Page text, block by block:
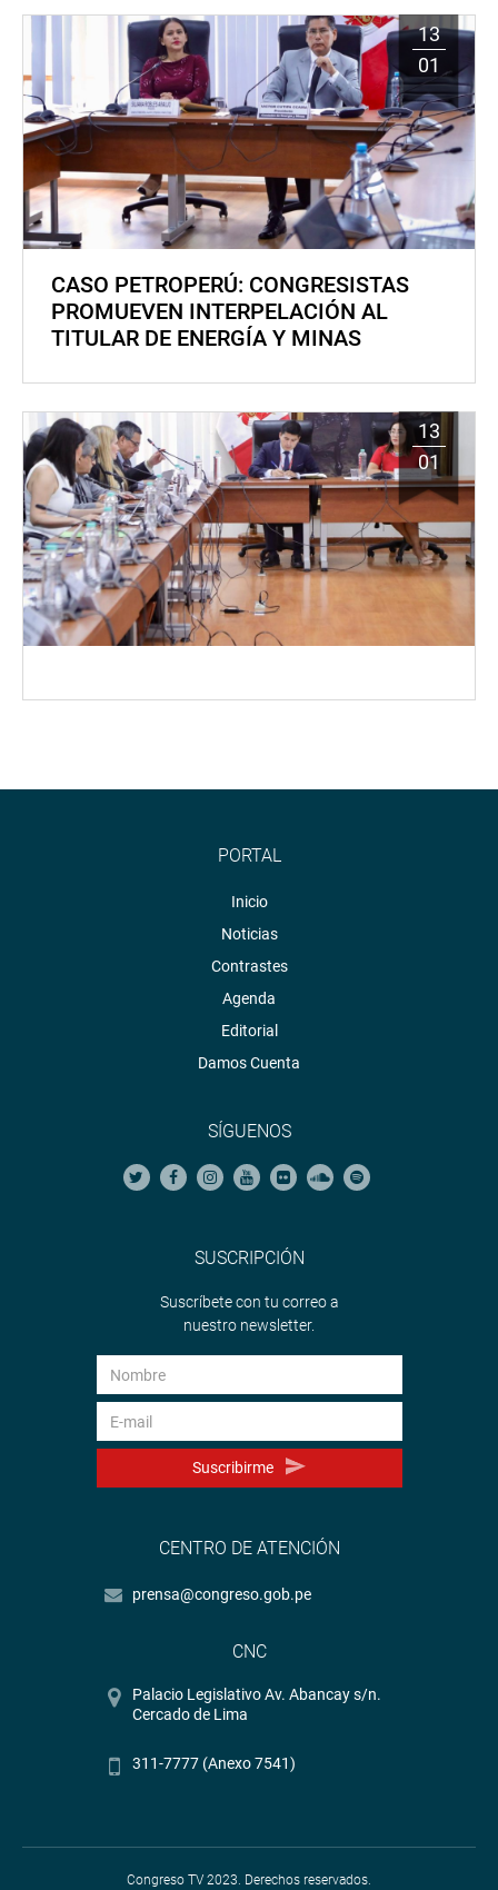
13
01
CASO PETROPERÚ: CONGRESISTAS
PROMUEVEN INTERPELACIÓN AL
TITULAR DE ENERGÍA Y MINAS
13
01
PORTAL
Inicio
Noticias
Contrastes
Agenda
Editorial
Damos Cuenta
SÍGUENOS
SUSCRIPCIÓN
Suscríbete con tu correo a
nuestro newsletter.
Suscribirme
CENTRO DE ATENCIÓN
prensa@congreso.gob.pe
CNC
Palacio Legislativo Av. Abancay s/n.
Cercado de Lima
311-7777 (Anexo 7541)
Congreso TV 2023. Derechos reservados.